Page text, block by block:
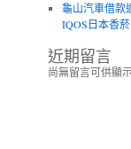
龜山汽車借款
IQOS日本香
近期留言
尚無留言可供顯